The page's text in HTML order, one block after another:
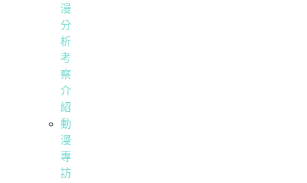
漫
分
析
考
察
介
紹
動
漫
專
訪